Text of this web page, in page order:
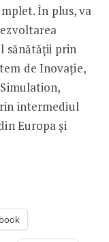
În plus, va
sănătății prin
de Inovație,
intermediul
Europa și